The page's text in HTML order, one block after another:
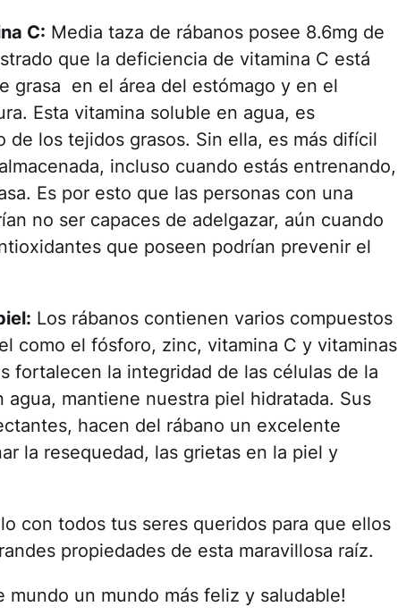
C: Media taza de rábanos posee 8.6mg de
que la deficiencia de vitamina C está
grasa en el área del estómago y en el
Esta vitamina soluble en agua, es
de los tejidos grasos. Sin ella, es más difícil
incluso cuando estás entrenando,
Es por esto que las personas con una
no ser capaces de adelgazar, aún cuando
que poseen podrían prevenir el
Los rábanos contienen varios compuestos
como el fósforo, zinc, vitamina C y vitaminas
fortalecen la integridad de las células de la
mantiene nuestra piel hidratada. Sus
hacen del rábano un excelente
la resequedad, las grietas en la piel y
con todos tus seres queridos para que ellos
propiedades de esta maravillosa raíz.
mundo un mundo más feliz y saludable!